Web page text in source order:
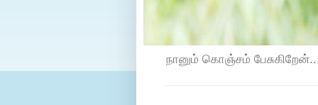
நானும் கொஞ்சம்